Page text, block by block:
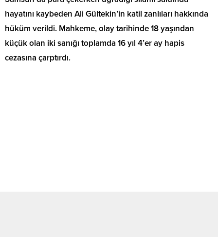
hayatını kaybeden Ali Gültekin’in katil zanlıları hakkında
hüküm verildi. Mahkeme, olay tarihinde 18 yaşından
küçük olan iki sanığı toplamda 16 yıl 4’er ay hapis
cezasına çarptırdı.